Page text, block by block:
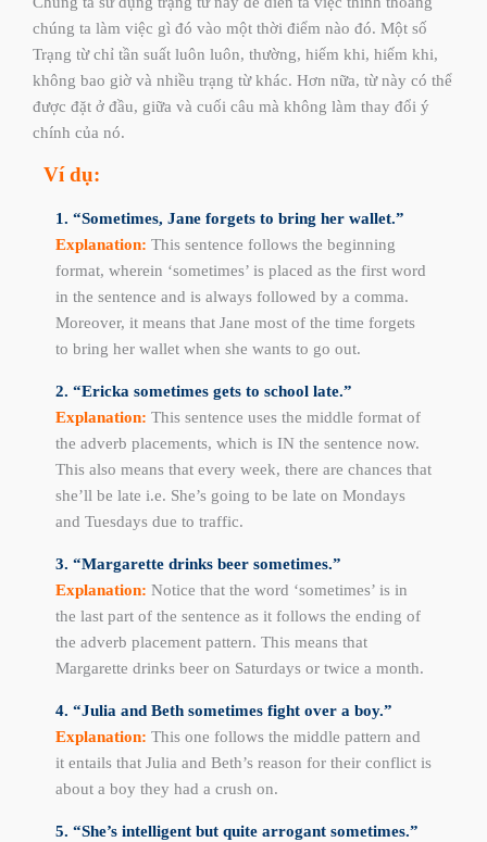
chúng ta làm việc gì đó vào một thời điểm nào đó. Một số
Trạng từ chỉ tần suất luôn luôn, thường, hiếm khi, hiếm khi,
không bao giờ và nhiều trạng từ khác. Hơn nữa, từ này có thể
được đặt ở đầu, giữa và cuối câu mà không làm thay đổi ý
chính của nó.
Ví dụ:
1. “Sometimes, Jane forgets to bring her wallet.”
Explanation: This sentence follows the beginning
format, wherein ‘sometimes’ is placed as the first word
in the sentence and is always followed by a comma.
Moreover, it means that Jane most of the time forgets
to bring her wallet when she wants to go out.
2. “Ericka sometimes gets to school late.”
Explanation: This sentence uses the middle format of
the adverb placements, which is IN the sentence now.
This also means that every week, there are chances that
she’ll be late i.e. She’s going to be late on Mondays
and Tuesdays due to traffic.
3. “Margarette drinks beer sometimes.”
Explanation: Notice that the word ‘sometimes’ is in
the last part of the sentence as it follows the ending of
the adverb placement pattern. This means that
Margarette drinks beer on Saturdays or twice a month.
4. “Julia and Beth sometimes fight over a boy.”
Explanation: This one follows the middle pattern and
it entails that Julia and Beth’s reason for their conflict is
about a boy they had a crush on.
5. “She’s intelligent but quite arrogant sometimes.”